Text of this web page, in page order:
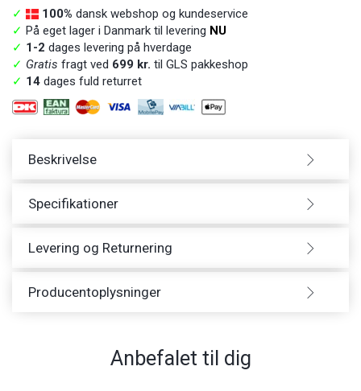
✓ 100% dansk webshop og kundeservice
✓ På eget lager i Danmark til levering NU
✓ 1-2 dages levering på hverdage
✓ Gratis fragt ved 699 kr. til GLS pakkeshop
✓ 14 dages fuld returret
Beskrivelse
Specifikationer
Levering og Returnering
Producentoplysninger
Anbefalet til dig